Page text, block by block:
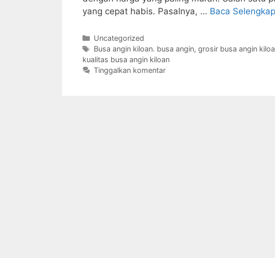
yang cepat habis. Pasalnya, … Baca
Kategori
Uncategorized
Tag
Busa angin kiloan. busa angin, grosir busa angin
kualitas busa angin kiloan
Tinggalkan komentar